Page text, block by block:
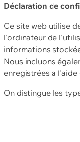
Déclaration de
Ce site web utilise
l'ordinateur de
informations
Nous incluons
enregistrées à
On distingue les